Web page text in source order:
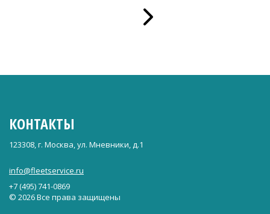
КОНТАКТЫ
123308, г. Москва, ул. Мневники, д.1
info@fleetservice.ru
+7 (495) 741-0869
© 2026 Все права защищены